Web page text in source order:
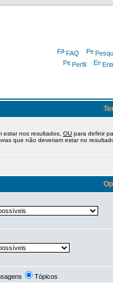
FAQ
Perfil
estar nos resultados, OU para definir
que não deveriam estar no
Tópicos